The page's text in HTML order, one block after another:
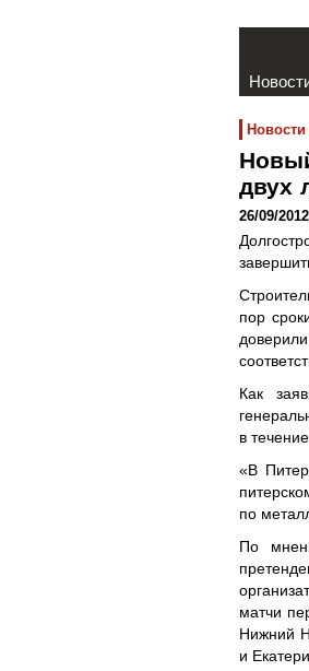
Новости
двух
26/09/
пор
Как
в
«В
по
По
матчи
Нижний
и